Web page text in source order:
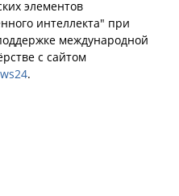
элементов
интеллекта" при
международной
с сайтом
.